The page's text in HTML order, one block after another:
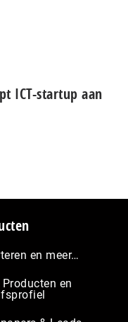
ICT-startup aan
en meer…
en